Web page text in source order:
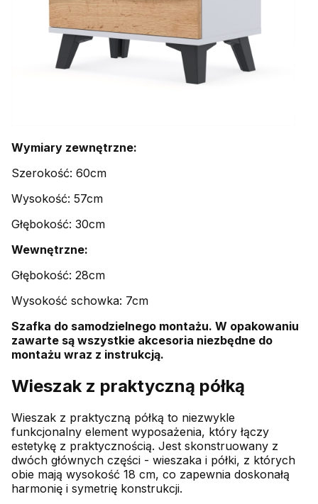
Wymiary zewnętrzne:
Szerokość: 60cm
Wysokość: 57cm
Głębokość: 30cm
Wewnętrzne:
Głębokość: 28cm
Wysokość schowka: 7cm
Szafka do samodzielnego montażu. W opakowaniu
zawarte są wszystkie akcesoria niezbędne do
montażu wraz z instrukcją.
Wieszak z praktyczną półką
Wieszak z praktyczną półką to niezwykle
funkcjonalny element wyposażenia, który łączy
estetykę z praktycznością. Jest skonstruowany z
dwóch głównych części - wieszaka i półki, z których
obie mają wysokość 18 cm, co zapewnia doskonałą
harmonię i symetrię konstrukcji.